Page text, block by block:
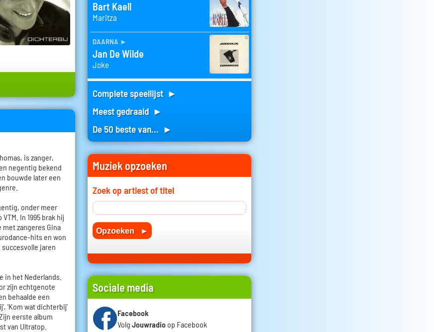
is zanger,
negentig bekend
bouwde later een
onder meer
In 1995 brak hij
zangeres Gina
hits en won
succesvolle jaren
in het Nederlands.
zijn echtgenote
behaalde een
'Kom wat dichterbij'
eerste album
van Ultratop.
Bart Kaell
Maritza
daarna ►
Jan De Wilde
Joke
Complete speellijst ►
Meest gedraaid ►
De 50 beste van... ►
Muziek opzoeken
Zoek op artiest of titel
Sociale media
Facebook
Volg Jouwradio op Facebook